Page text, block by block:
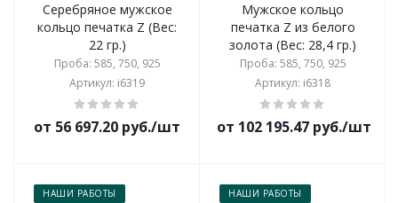
Серебряное мужское
кольцо печатка Z (Вес:
22 гр.)
Проба: 585, 750, 925
Артикул: i6319
от 56 697.20 руб./шт
Мужское кольцо
печатка Z из белого
золота (Вес: 28,4 гр.)
Проба: 585, 750, 925
Артикул: i6318
от 102 195.47 руб./шт
НАШИ РАБОТЫ НАШИ РАБОТЫ